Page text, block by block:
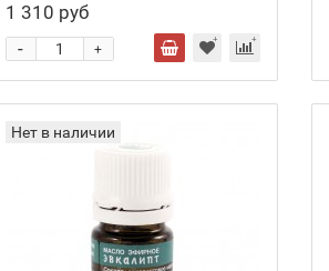
1 310 руб
+
-
Нет в наличии